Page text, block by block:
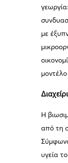
με
Η
από τη
υγεία